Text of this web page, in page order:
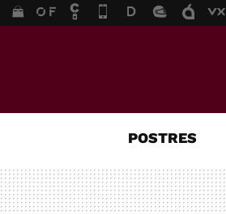
POSTRES